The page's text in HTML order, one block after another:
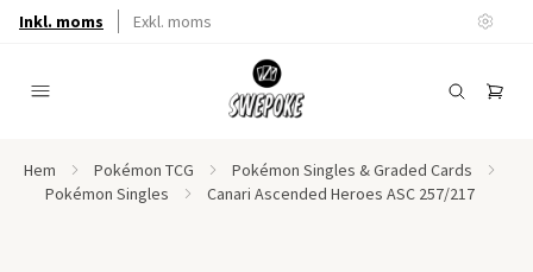
Inkl. moms Exkl. moms
Hem Pokémon TCG
Pokémon Singles & Graded Cards
Pokémon Singles
Canari Ascended Heroes ASC 257/217